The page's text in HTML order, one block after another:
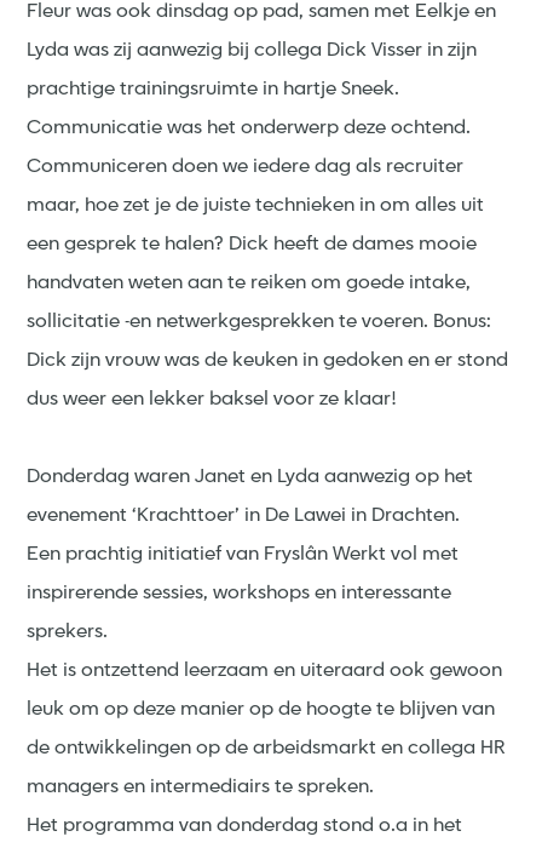
Fleur was ook dinsdag op pad, samen met Eelkje en
Lyda was zij aanwezig bij collega Dick Visser in zijn
prachtige trainingsruimte in hartje Sneek.
Communicatie was het onderwerp deze ochtend.
Communiceren doen we iedere dag als recruiter
maar, hoe zet je de juiste technieken in om alles uit
een gesprek te halen? Dick heeft de dames mooie
handvaten weten aan te reiken om goede intake,
sollicitatie -en netwerkgesprekken te voeren. Bonus:
Dick zijn vrouw was de keuken in gedoken en er stond
dus weer een lekker baksel voor ze klaar!
Donderdag waren Janet en Lyda aanwezig op het
evenement ‘Krachttoer’ in De Lawei in Drachten.
Een prachtig initiatief van Fryslân Werkt vol met
inspirerende sessies, workshops en interessante
sprekers.
Het is ontzettend leerzaam en uiteraard ook gewoon
leuk om op deze manier op de hoogte te blijven van
de ontwikkelingen op de arbeidsmarkt en collega HR
managers en intermediairs te spreken.
Het programma van donderdag stond o.a in het